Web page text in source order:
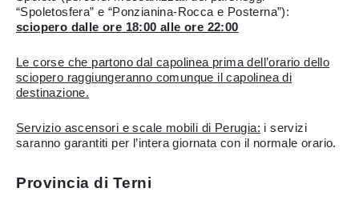
“Spoletosfera” e “Ponzianina-Rocca e Posterna”):
sciopero dalle ore 18:00 alle ore 22:00
Le corse che partono dal capolinea prima dell’orario dello
sciopero raggiungeranno comunque il capolinea di
destinazione.
Servizio ascensori e scale mobili di Perugia: i servizi
saranno garantiti per l’intera giornata con il normale orario.
Provincia di Terni